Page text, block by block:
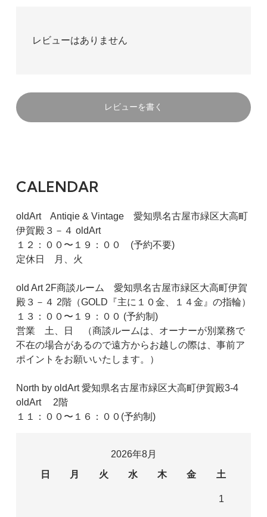
レビューはありません
レビューを書く
CALENDAR
oldArt Antiqie & Vintage 愛知県名古屋市緑区大高町
伊賀殿３－４ oldArt
１２：００〜１９：００ (予約不要)
定休日 月、火
old Art 2F商談ルーム 愛知県名古屋市緑区大高町伊賀
殿３－４ 2階（GOLD『主に１０金、１４金』の指輪）
１３：００〜１９：００ (予約制)
営業 土、日 （商談ルームは、オーナーが別業務で
不在の場合があるので遠方からお越しの際は、事前ア
ポイントをお願いいたします。）
North by oldArt 愛知県名古屋市緑区大高町伊賀殿3-4
oldArt 2階
１１：００〜１６：００(予約制)
2026年8月
日
月 火 水 木 金 土
1